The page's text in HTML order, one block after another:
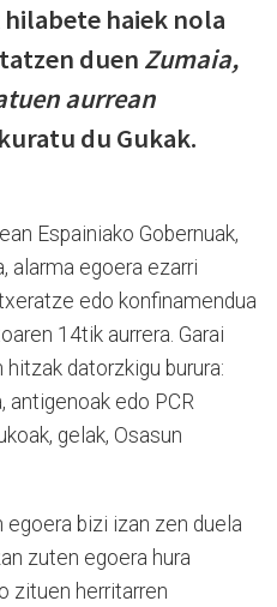
haiek nola
duen Zumaia,
aurrean
du Gukak.
Espainiako Gobernuak,
alarma egoera ezarri
edo konfinamendua
14tik aurrera. Garai
datorzkigu burura:
antigenoak edo PCR
gelak, Osasun
bizi izan zen duela
zuten egoera hura
zituen herritarren